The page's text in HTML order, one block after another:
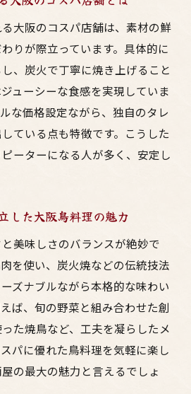
大阪のコスパ店舗は、素材の鮮
りが際立っています。具体的に
、炭火で丁寧に焼き上げること
ューシーな食感を実現していま
な価格設定ながら、独自のタレ
ている点も特徴です。こうした
ーターになる人が多く、安定し
した大阪鳥料理の魅力
美味しさのバランスが絶妙で
を使い、炭火焼などの伝統技法
ズナブルながら本格的な味わい
ば、旬の野菜と組み合わせた創
た焼鳥など、工夫を凝らしたメ
パに優れた鳥料理を気軽に楽し
の最大の魅力と言えるでしょ